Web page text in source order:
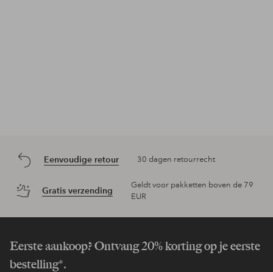
Eenvoudige retour 30 dagen retourrecht
Gratis verzending
Geldt voor pakketten boven de 79
EUR
Eerste aankoop? Ontvang 20% korting op je eerste
bestelling*.